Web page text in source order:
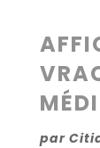
par